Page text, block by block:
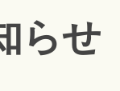
らせ